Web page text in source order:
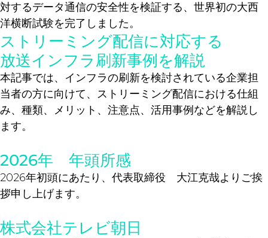
対するデータ通信の安全性を検証する、世界初の大西
洋横断試験を完了しました。
ストリーミング配信に対応する
放送インフラ刷新事例を解説
本記事では、インフラの刷新を検討されている企業担
当者の方に向けて、ストリーミング配信における仕組
み、種類、メリット、注意点、活用事例などを解説し
ます。
2026年 年頭所感
2026年初頭にあたり、代表取締役 大江克哉よりご挨
拶申し上げます。
株式会社テレビ朝日